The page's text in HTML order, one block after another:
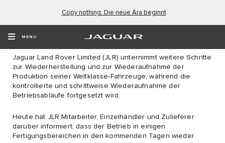
Copy nothing. Die neue Ära beginnt
MENU
STELLUNGNAHME ZUM CYBER-
VORFALL
Jaguar Land Rover Limited (JLR) unternimmt weitere Schritte
zur Wiederherstellung und zur Wiederaufnahme der
Produktion seiner Weltklasse-Fahrzeuge, während die
kontrollierte und schrittweise Wiederaufnahme der
Betriebsabläufe fortgesetzt wird.
Heute hat JLR Mitarbeiter, Einzelhändler und Zulieferer
darüber informiert, dass der Betrieb in einigen
Fertigungsbereichen in den kommenden Tagen wieder